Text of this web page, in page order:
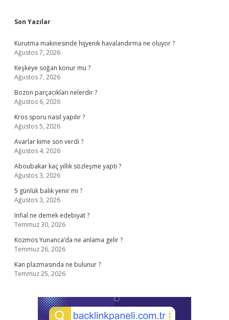
Sidebar
Son Yazılar
Kurutma makinesinde hijyenik havalandırma ne oluyor ?
Ağustos 7, 2026
Keşkeye soğan konur mu ?
Ağustos 7, 2026
Bozon parçacıkları nelerdir ?
Ağustos 6, 2026
Kros sporu nasıl yapılır ?
Ağustos 5, 2026
Avarlar kime son verdi ?
Ağustos 4, 2026
Aboubakar kaç yıllık sözleşme yaptı ?
Ağustos 3, 2026
5 günlük balık yenir mi ?
Ağustos 3, 2026
Infial ne demek edebiyat ?
Temmuz 30, 2026
Kozmos Yunanca’da ne anlama gelir ?
Temmuz 26, 2026
Kan plazmasında ne bulunur ?
Temmuz 25, 2026